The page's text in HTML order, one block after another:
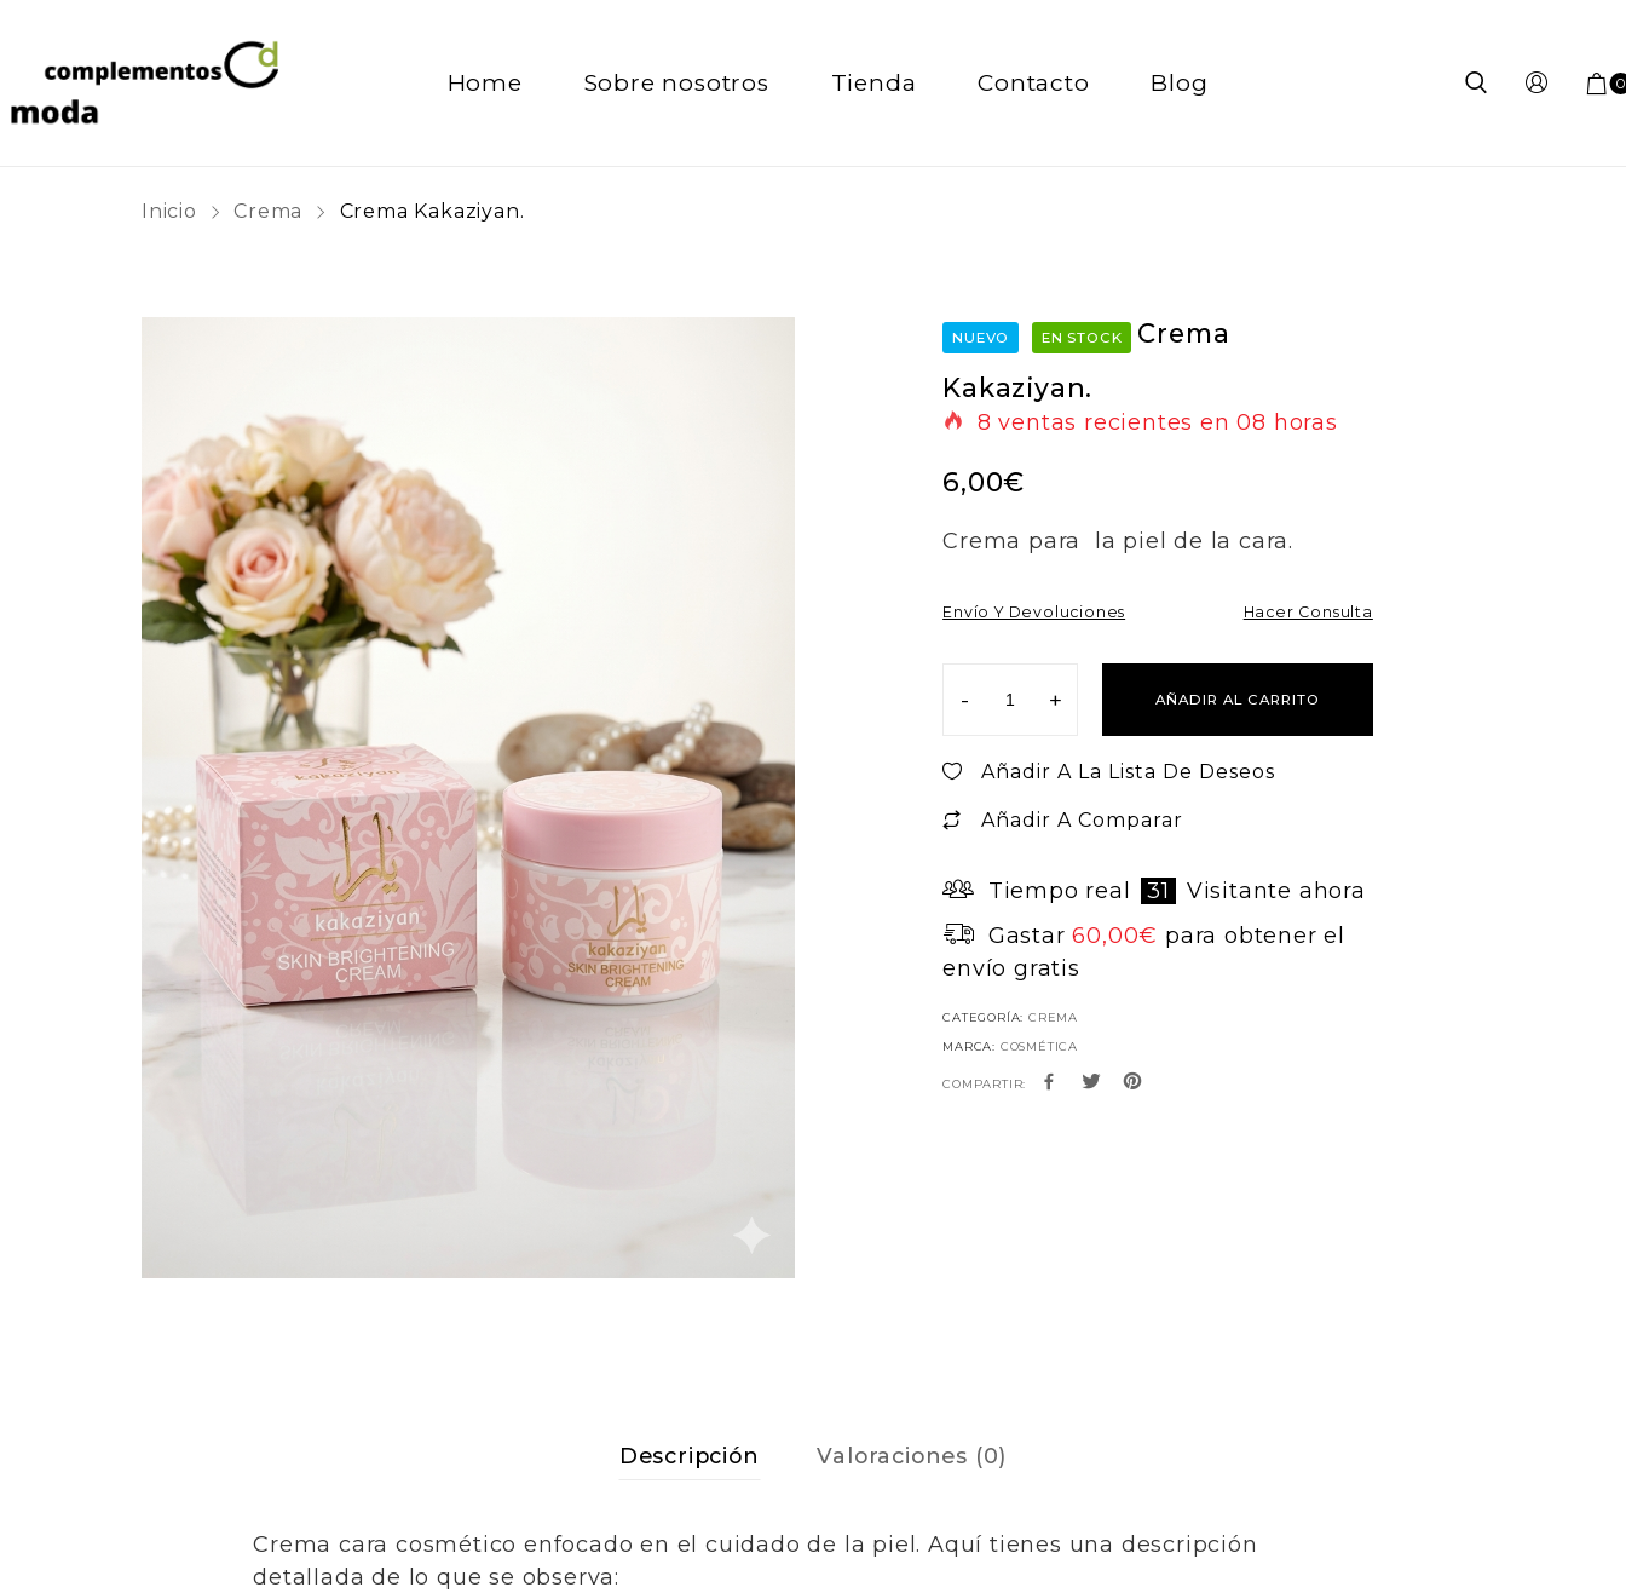
Home Sobre nosotros Tienda Contacto Blog 0
Inicio Crema Crema Kakaziyan.
NUEVO EN STOCK
Crema
Kakaziyan.
8 ventas recientes en08 horas
6,00€
Crema para la piel de la cara.
Envío Y Devoluciones Hacer Consulta
- + AÑADIR AL CARRITO
Añadir A La Lista De Deseos
Añadir A Comparar
Tiempo real 31
Visitante ahora
Gastar60,00€ para obtener el
envío gratis
CATEGORÍA: CREMA
MARCA: COSMÉTICA
COMPARTIR:
Descripción Valoraciones (0)
Crema cara cosmético enfocado en el cuidado de la piel. Aquí tienes una descripción
detallada de lo que se observa: